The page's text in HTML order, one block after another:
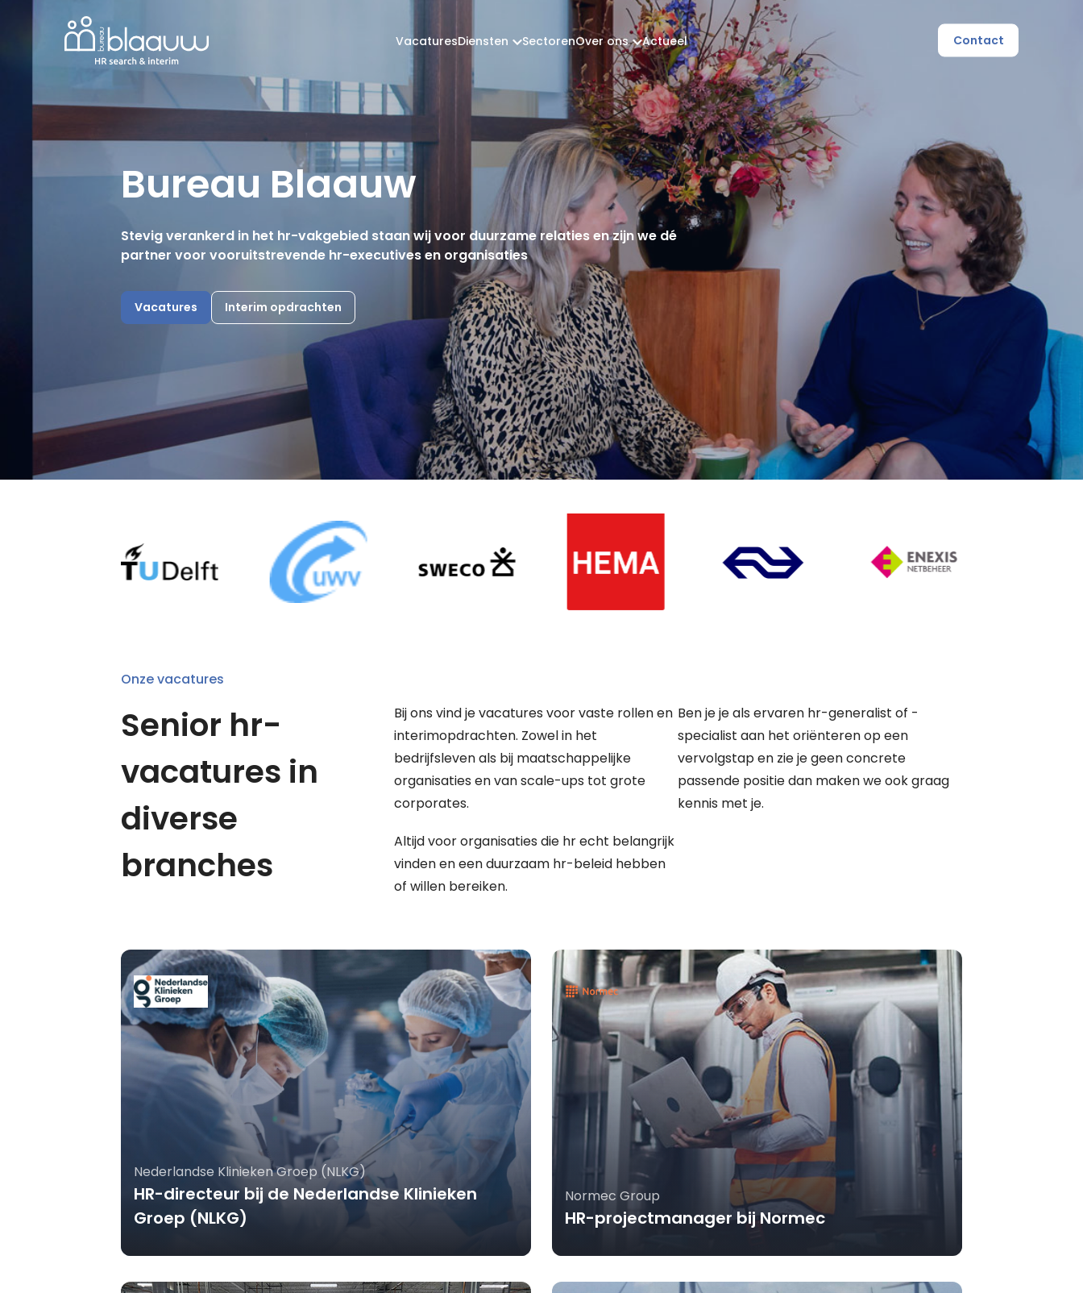
VacaturesDiensten SectorenOver ons Actueel Contact
Bureau Blaauw
Stevig verankerd in het hr-vakgebied staan wij voor duurzame relaties en zijn we dé
partner voor vooruitstrevende hr-executives en organisaties
Vacatures Interim opdrachten
Onze vacatures
Senior hr-
vacatures in
diverse
branches
Bij ons vind je vacatures voor vaste rollen en
interimopdrachten. Zowel in het
bedrijfsleven als bij maatschappelijke
organisaties en van scale-ups tot grote
corporates.
Altijd voor organisaties die hr echt belangrijk
vinden en een duurzaam hr-beleid hebben
of willen bereiken.
Ben je je als ervaren hr-generalist of -
specialist aan het oriënteren op een
vervolgstap en zie je geen concrete
passende positie dan maken we ook graag
kennis met je.
Nederlandse Klinieken Groep (NLKG)
HR-directeur bij de Nederlandse Klinieken
Groep (NLKG)
Normec Group
HR-projectmanager bij Normec